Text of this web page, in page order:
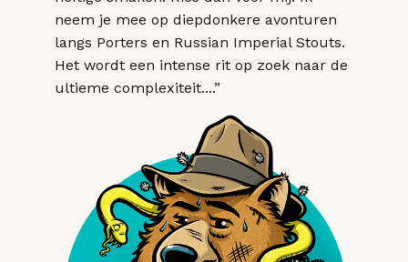
neem je mee op diepdonkere avonturen
langs Porters en Russian Imperial Stouts.
Het wordt een intense rit op zoek naar de
ultieme complexiteit....”